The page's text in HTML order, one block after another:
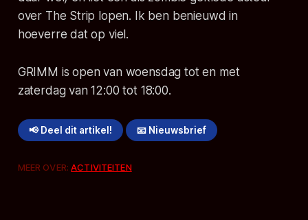
over The Strip lopen. Ik ben benieuwd in
hoeverre dat op viel.
GRIMM is open van woensdag tot en met
zaterdag van 12:00 tot 18:00.
📢 Deel dit artikel! 📧 Nieuwsbrief
MEER OVER:ACTIVITEITEN